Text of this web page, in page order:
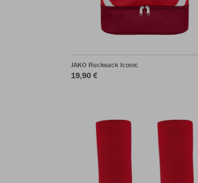
JAKO Rucksack Iconic
19,90 €